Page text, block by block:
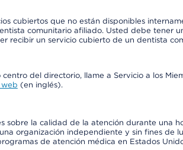
cubiertos que no están disponibles
comunitario afiliado. Usted debe tener
recibir un servicio cubierto de un dentista
del directorio, llame a Servicio a los
(en inglés).
sobre la calidad de la atención durante una
organización independiente y sin fines de
de atención médica en Estados